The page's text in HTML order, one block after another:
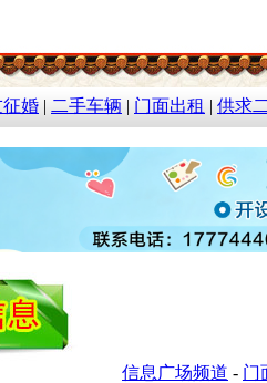
婚 | 二手车辆 | 门面出租 | 供求
信息广场频道 - 门